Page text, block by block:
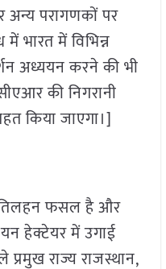
परागणकों पर
भारत में विभिन्न
अध्ययन करने की भी
की निगरानी
किया जाएगा।]
तिलहन फसल है और
हेक्टेयर में उगाई
राज्य राजस्थान,